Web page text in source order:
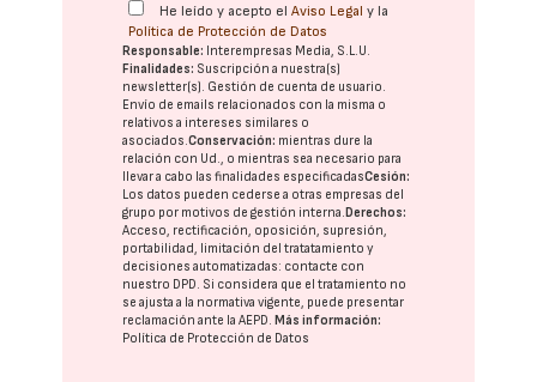
He leído y acepto elAviso Legal y la
Política de Protección de Datos
Responsable: Interempresas Media, S.L.U.
Finalidades: Suscripción a nuestra(s)
newsletter(s). Gestión de cuenta de usuario.
Envío de emails relacionados con la misma o
relativos a intereses similares o
asociados.Conservación: mientras dure la
relación con Ud., o mientras sea necesario para
llevar a cabo las finalidades especificadasCesión:
Los datos pueden cederse a otras empresas del
grupo por motivos de gestión interna.Derechos:
Acceso, rectificación, oposición, supresión,
portabilidad, limitación del tratatamiento y
decisiones automatizadas: contacte con
nuestro DPD. Si considera que el tratamiento no
se ajusta a la normativa vigente, puede presentar
reclamación ante laAEPD.Más información:
Política de Protección de Datos